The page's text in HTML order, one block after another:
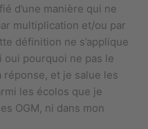
d’une manière qui ne
multiplication et/ou par
définition ne s’applique
oui pourquoi ne pas le
et je salue les
les écolos que je
OGM, ni dans mon